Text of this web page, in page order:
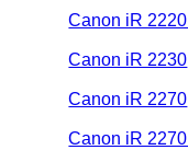
Canon iR 2220 I
Canon iR 2230
Canon iR 2270
Canon iR 2270 I